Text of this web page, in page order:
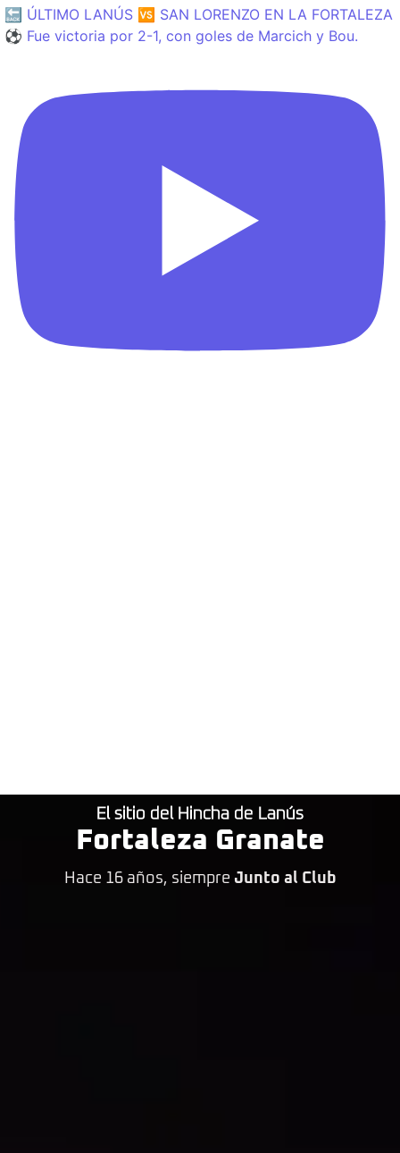
🔙 ÚLTIMO LANÚS 🆚 SAN LORENZO EN LA FORTALEZA
⚽️ Fue victoria por 2-1, con goles de Marcich y Bou.
El sitio del Hincha de Lanús
Fortaleza Granate
Hace 16 años, siempre Junto al Club